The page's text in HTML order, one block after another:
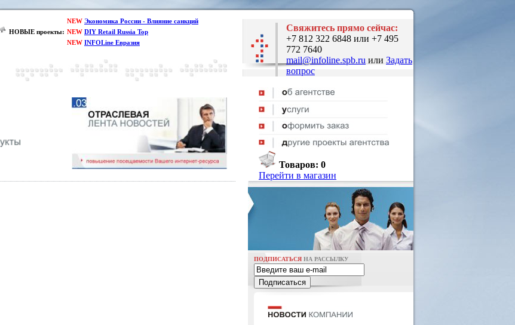
НОВЫЕ проекты:
NEW Экономика России - Влияние санкций
NEW DIY Retail Russia Top
NEW INFOLine Евразия
Свяжитесь прямо сейчас:
+7 812 322 6848 или +7 495
772 7640
mail@infoline.spb.ru или Задать
вопрос
Товаров: 0
Перейти в магазин
ПОДПИСАТЬСЯ НА РАССЫЛКУ